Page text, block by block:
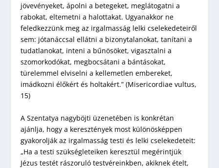
jövevényeket, ápolni a betegeket, meglátogatni a
rabokat, eltemetni a halottakat. Ugyanakkor ne
feledkezzünk meg az irgalmasság lelki cselekedeteiről
sem: jótanáccsal ellátni a bizonytalanokat, tanítani a
tudatlanokat, inteni a bűnösöket, vigasztalni a
szomorkodókat, megbocsátani a bántásokat,
türelemmel elviselni a kellemetlen embereket,
imádkozni élőkért és holtakért.” (Misericordiae vultus,
15)
A Szentatya nagyböjti üzenetében is konkrétan
ajánlja, hogy a keresztények most különösképpen
gyakorolják az irgalmasság testi és lelki cselekedeteit:
„Ha a testi szükségleteiken keresztül megérintjük
Jézus testét rászoruló testvéreinkben, akiknek ételt,